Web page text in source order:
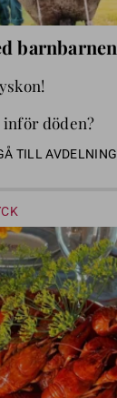
barnbarnen
inför döden?
TILL AVDELNING